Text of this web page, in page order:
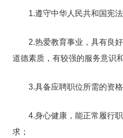
1.遵守中华人民共和国宪法
2.热爱教育事业，具有良好
道德素质，有较强的服务意识
3.具备应聘职位所需的资格
4.身心健康，能正常履行职
求；